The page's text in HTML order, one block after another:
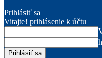
Prihlásiť sa
Vitajte! prihlásenie k účtu